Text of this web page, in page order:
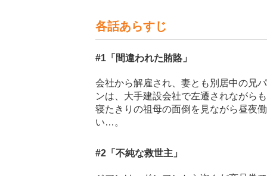
各話あらすじ
#1 「間違われた賄賂」
会社から解雇され、妻とも別居中の兄
ンは、大手建設会社で左遷されながら
寝たきりの祖母の面倒を見ながら昼夜
い…。
#2 「不純な救世主」